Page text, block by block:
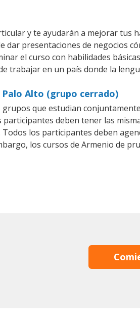
y te ayudarán a mejorar tus
presentaciones de negocios
el curso con habilidades
trabajar en un país donde la
Palo Alto (grupo cerrado)
que estudian
deben tener las
los participantes deben
los cursos de Armenio de